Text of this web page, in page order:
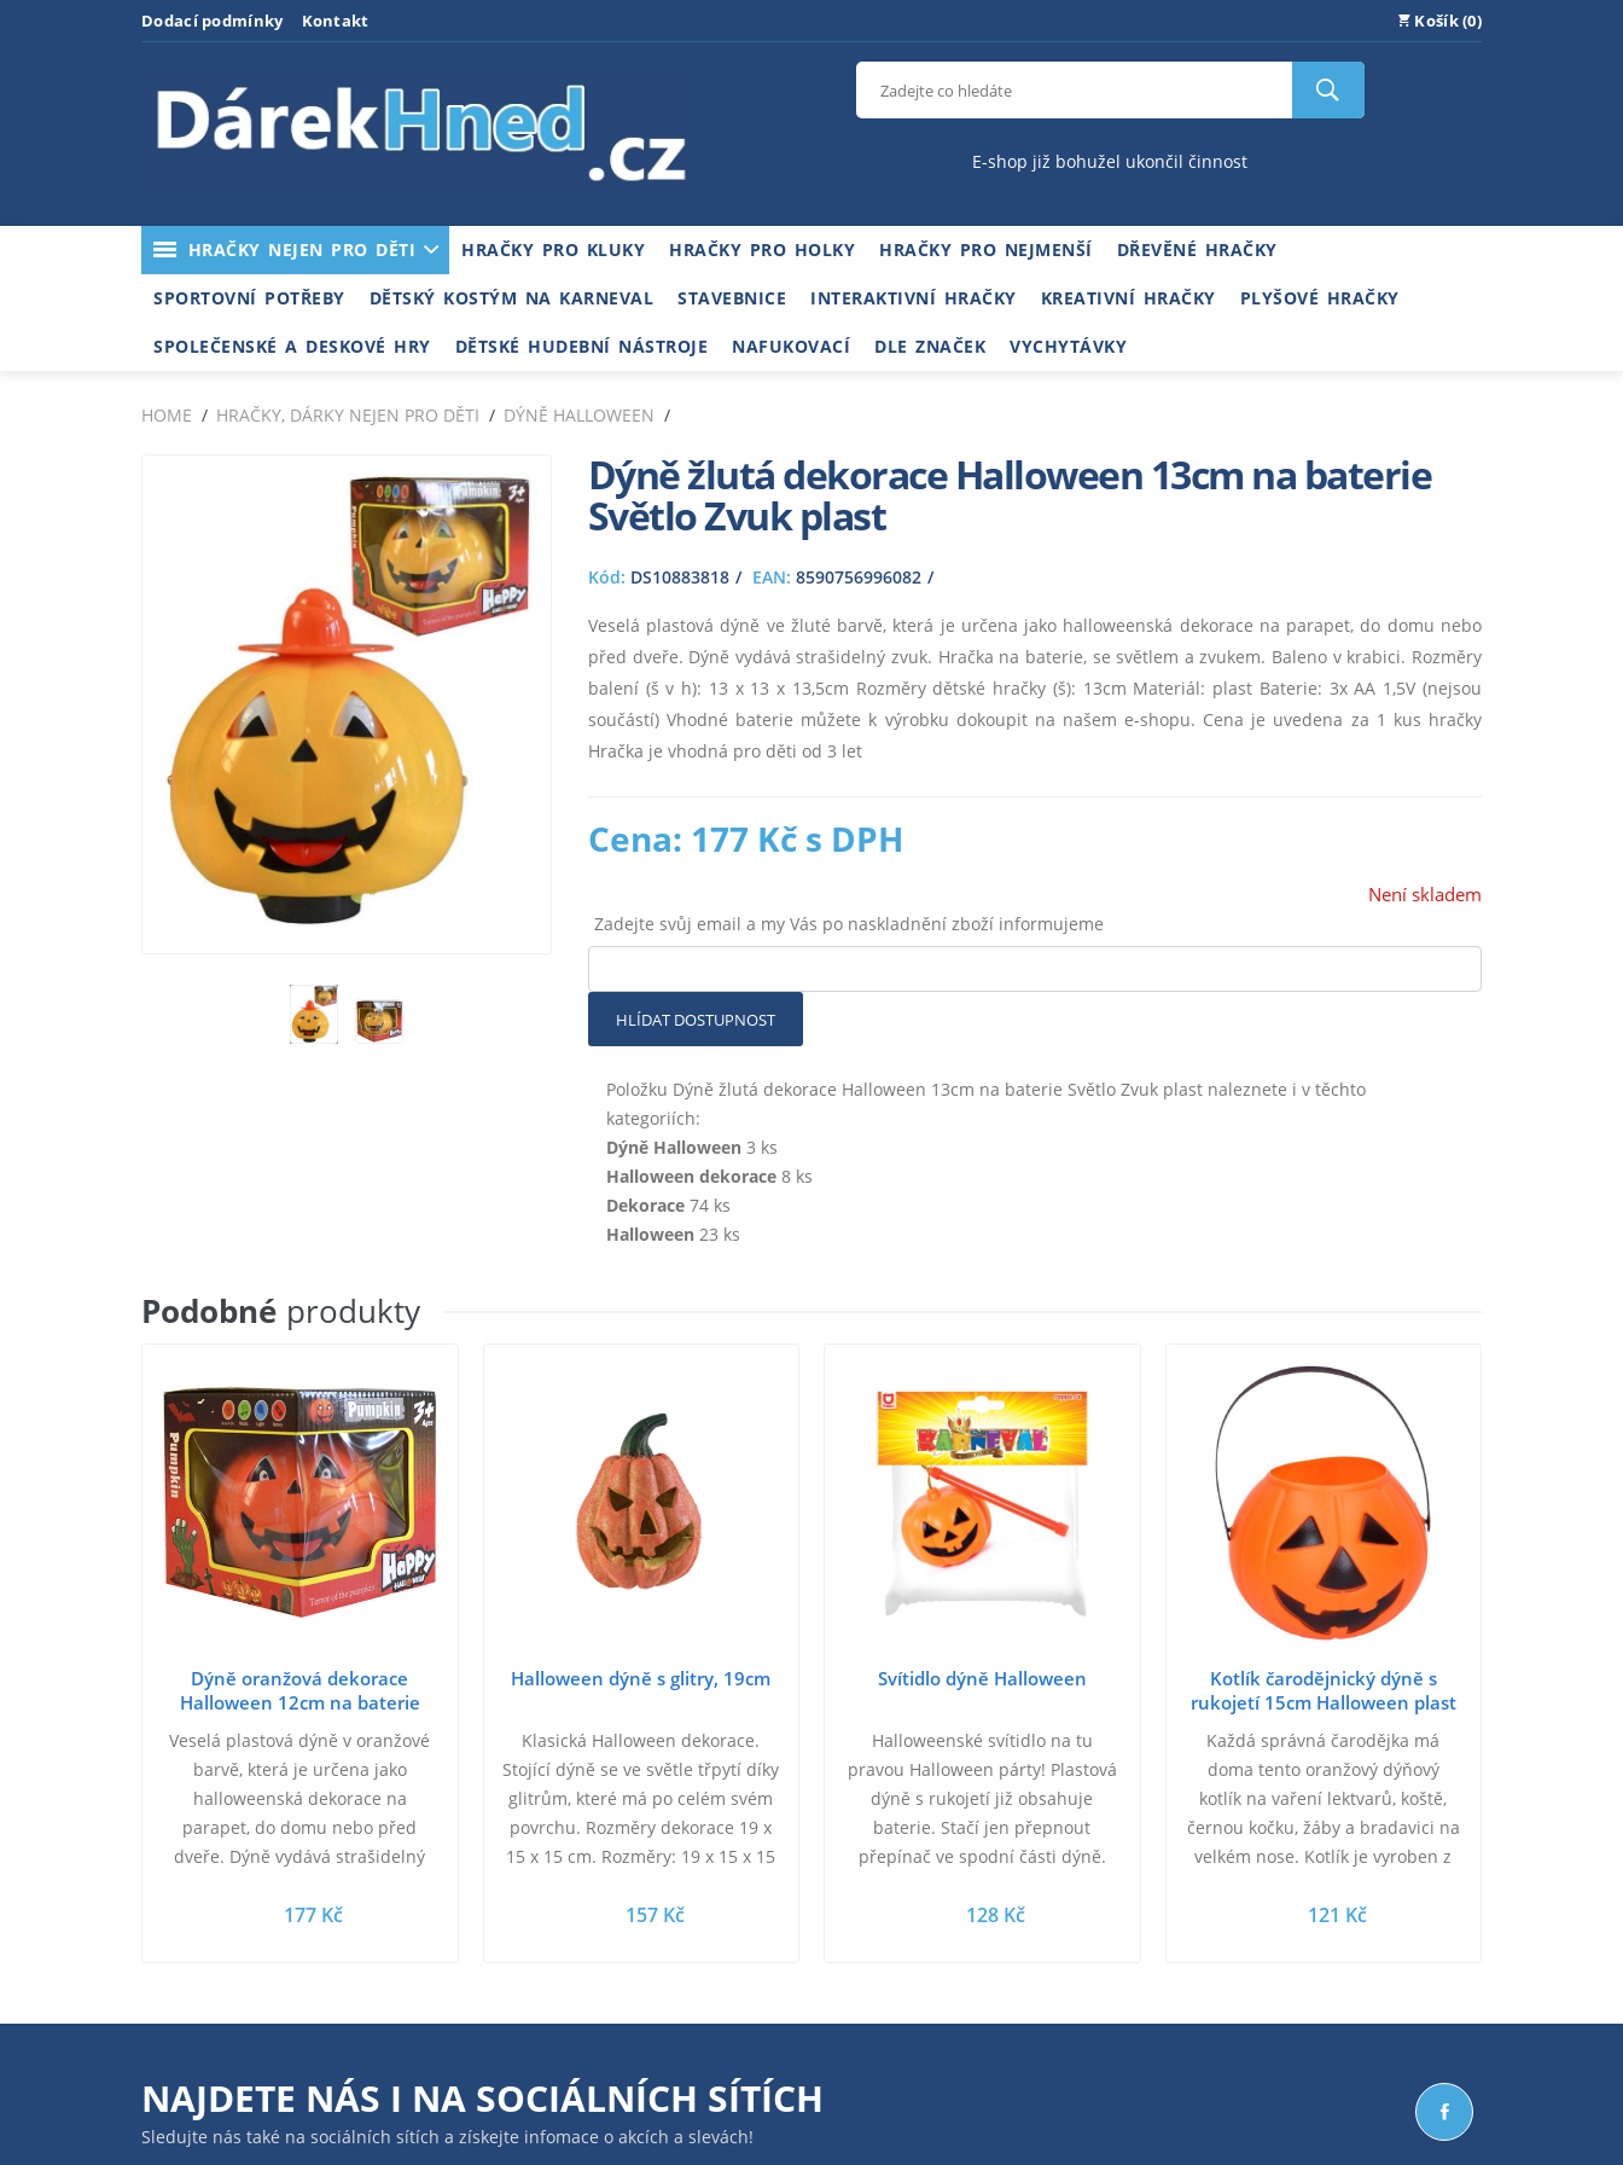
Dodací podmínky Kontakt Košík (0)
E-shop již bohužel ukončil činnost
HRAČKY NEJEN PRO DĚTI HRAČKY PRO KLUKY HRAČKY PRO HOLKY HRAČKY PRO NEJMENŠÍ DŘEVĚNÉ HRAČKY
SPORTOVNÍ POTŘEBY DĚTSKÝ KOSTÝM NA KARNEVAL STAVEBNICE INTERAKTIVNÍ HRAČKY KREATIVNÍ HRAČKY PLYŠOVÉ HRAČKY
SPOLEČENSKÉ A DESKOVÉ HRY DĚTSKÉ HUDEBNÍ NÁSTROJE NAFUKOVACÍ DLE ZNAČEK VYCHYTÁVKY
HOME HRAČKY, DÁRKY NEJEN PRO DĚTI DÝNĚ HALLOWEEN
Dýně žlutá dekorace Halloween 13cm na baterie
Světlo Zvuk plast
Kód: DS10883818 EAN: 8590756996082
Veselá plastová dýně ve žluté barvě, která je určena jako halloweenská dekorace na parapet, do domu nebo
před dveře. Dýně vydává strašidelný zvuk. Hračka na baterie, se světlem a zvukem. Baleno v krabici. Rozměry
balení (š v h): 13 x 13 x 13,5cm Rozměry dětské hračky (š): 13cm Materiál: plast Baterie: 3x AA 1,5V (nejsou
součástí) Vhodné baterie můžete k výrobku dokoupit na našem e-shopu. Cena je uvedena za 1 kus hračky
Hračka je vhodná pro děti od 3 let
Cena: 177 Kč s DPH
Není skladem
Zadejte svůj email a my Vás po naskladnění zboží informujeme
HLÍDAT DOSTUPNOST
Položku Dýně žlutá dekorace Halloween 13cm na baterie Světlo Zvuk plast naleznete i v těchto
kategoriích:
Dýně Halloween 3 ks
Halloween dekorace8 ks
Dekorace74 ks
Halloween 23 ks
Podobné produkty
Dýně oranžová dekorace
Halloween 12cm na baterie
Veselá plastová dýně v oranžové
barvě, která je určena jako
halloweenská dekorace na
parapet, do domu nebo před
dveře. Dýně vydává strašidelný
světlem a zvukem. Baleno v …
177 Kč
Halloween dýně s glitry, 19cm
Klasická Halloween dekorace.
Stojící dýně se ve světle třpytí díky
glitrům, které má po celém svém
povrchu. Rozměry dekorace 19 x
15 x 15 cm. Rozměry: 19 x 15 x 15
157 Kč
Svítidlo dýně Halloween
Halloweenské svítidlo na tu
pravou Halloween párty! Plastová
dýně s rukojetí již obsahuje
baterie. Stačí jen přepnout
přepínač ve spodní části dýně.
atmosféru! Tato…
128 Kč
Kotlík čarodějnický dýně s
rukojetí 15cm Halloween plast
Každá správná čarodějka má
doma tento oranžový dýňový
kotlík na vaření lektvarů, koště,
černou kočku, žáby a bradavici na
velkém nose. Kotlík je vyroben z
ke…
121 Kč
NAJDETE NÁS I NA SOCIÁLNÍCH SÍTÍCH
Sledujte nás také na sociálních sítích a získejte infomace o akcích a slevách!